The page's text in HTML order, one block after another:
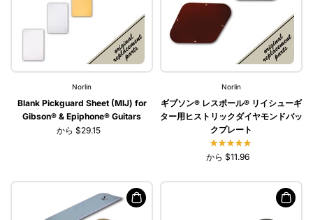
Norlin
Blank Pickguard Sheet (MIJ) for
Gibson® & Epiphone® Guitars
から $29.15
Norlin
ギブソン® レスポール® リイシューギ
ター用ヒストリックダイヤモンドバッ
クプレート
から $11.96